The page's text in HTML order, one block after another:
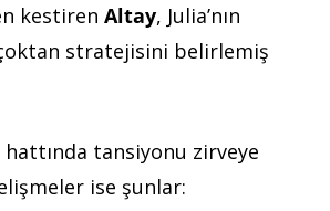
kestiren Altay, Julia’nın
stratejisini belirlemiş
hattında tansiyonu zirveye
ise şunlar: